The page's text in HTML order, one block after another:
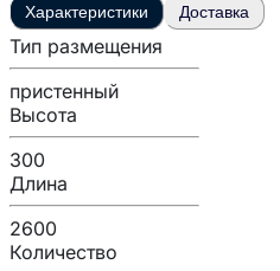
Характеристики Доставка
Тип размещения
пристенный
Высота
300
Длина
2600
Количество